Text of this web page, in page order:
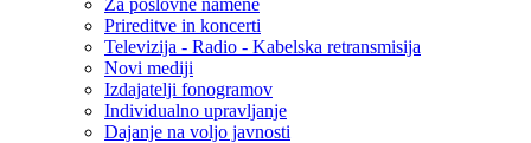
Za poslovne namene
Prireditve in koncerti
Televizija - Radio - Kabelska retransmisija
Novi mediji
Izdajatelji fonogramov
Individualno upravljanje
Dajanje na voljo javnosti